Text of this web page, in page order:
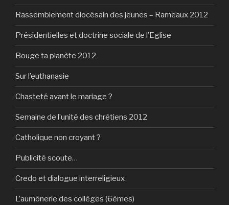
Rassemblement diocésain des jeunes – Rameaux 2012
Présidentielles et doctrine sociale de l’Eglise
Bouge ta planète 2012
Sur l’euthanasie
Chasteté avant le mariage ?
Semaine de l’unité des chrétiens 2012
Catholique non croyant ?
Publicité scoute…
Credo et dialogue interreligieux
L’aumônerie des collèges (6èmes)